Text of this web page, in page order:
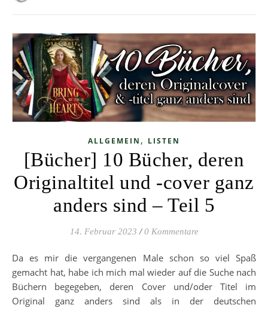
ALLGEMEIN , LISTEN
[Bücher] 10 Bücher, deren
Originaltitel und -cover ganz
anders sind – Teil 5
14. Februar 2023 / 0 Kommentare
Da es mir die vergangenen Male schon so viel Spaß
gemacht hat, habe ich mich mal wieder auf die Suche nach
Büchern begegeben, deren Cover und/oder Titel im
Original ganz anders sind als in der deutschen